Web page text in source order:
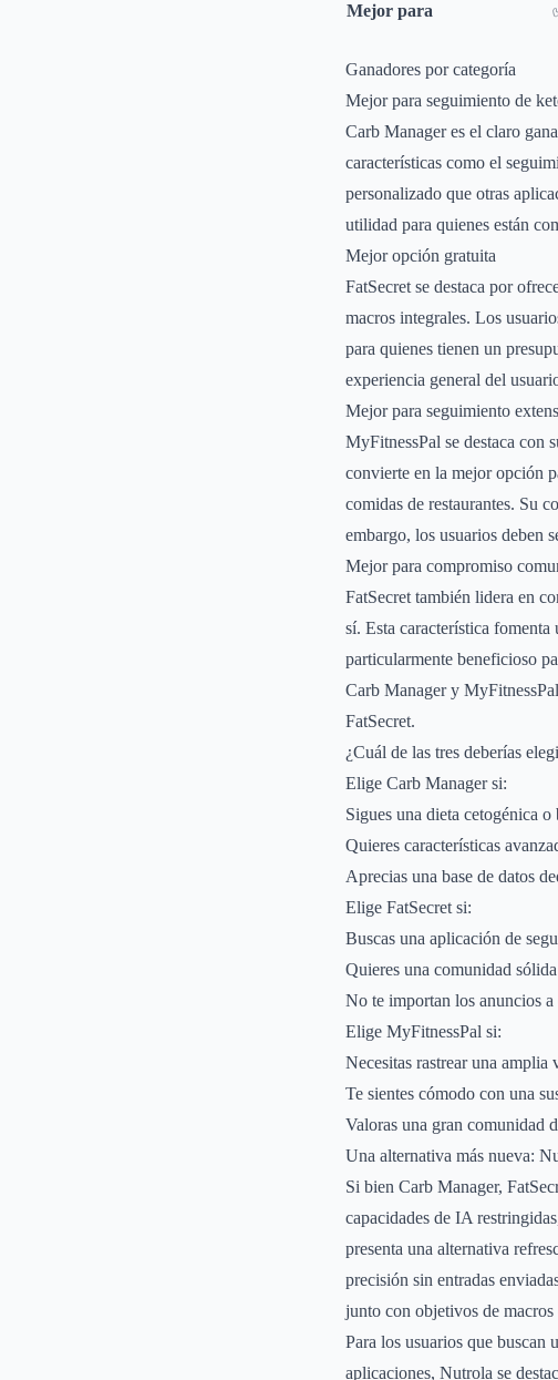
Mejor para
Ganadores por categoría
Mejor para seguimiento de
Carb Manager es el claro
características como el
personalizado que otras
utilidad para quienes están
Mejor opción gratuita
FatSecret se destaca por
macros integrales. Los
para quienes tienen un
experiencia general del
Mejor para seguimiento
MyFitnessPal se destaca con
convierte en la mejor opción
comidas de restaurantes. Su
embargo, los usuarios deben
Mejor para compromiso
FatSecret también lidera en
sí. Esta característica
particularmente beneficioso
Carb Manager y
FatSecret.
¿Cuál de las tres deberías
Elige Carb Manager si:
Sigues una dieta cetogénica
Quieres características
Aprecias una base de datos
Elige FatSecret si:
Buscas una aplicación de
Quieres una comunidad
No te importan los anuncios
Elige MyFitnessPal si:
Necesitas rastrear una amplia
Te sientes cómodo con una
Valoras una gran comunidad
Una alternativa más nueva:
Si bien Carb Manager,
capacidades de IA
presenta una alternativa
precisión sin entradas
junto con objetivos de
Para los usuarios que buscan
aplicaciones, Nutrola se